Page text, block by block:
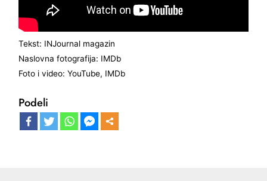
Tekst: INJournal magazin
Naslovna fotografija: IMDb
Foto i video: YouTube, IMDb
Podeli